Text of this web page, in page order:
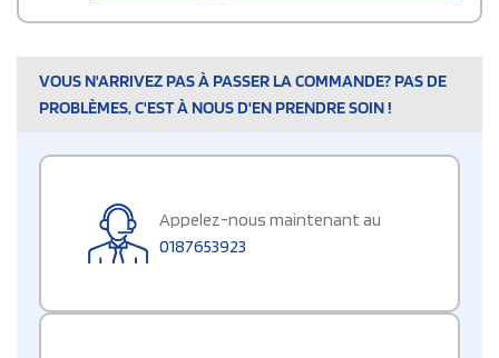
VOUS N'ARRIVEZ PAS À PASSER LA COMMANDE? PAS DE
PROBLÈMES, C'EST À NOUS D'EN PRENDRE SOIN !
Appelez-nous maintenant au
0187653923